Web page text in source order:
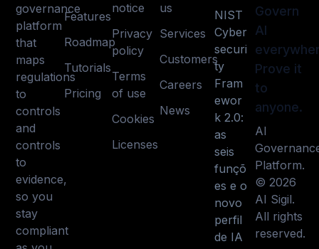
governance
platform
that
maps
regulations
to
controls
and
controls
to
evidence,
so you
stay
compliant
Features
Roadmap
Tutorials
Pricing
notice
Privacy
policy
Terms
of use
Cookies
Licenses
us
Services
Customers
Careers
News
NIST
Cyber
securi
ty
Fram
ewor
k 2.0:
as
seis
funçõ
es e o
novo
perfil
de IA
Govern
AI
Prove it
to
anyone.
AI
Platform.
© 2026
AI Sigil.
All rights
reserved.